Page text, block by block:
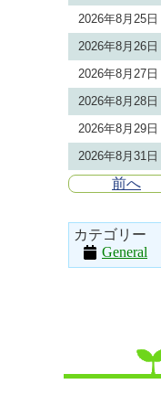
2026年8月25日
2026年8月26日
2026年8月27日
2026年8月28日
2026年8月29日
2026年8月31日
前へ
カテゴリー
General